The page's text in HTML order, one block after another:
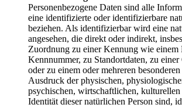
Personenbezogene Daten sind alle
eine identifizierte oder identifizierbare
beziehen. Als identifizierbar wird eine
angesehen, die direkt oder indirekt,
Zuordnung zu einer Kennung wie einem
Kennnummer, zu Standortdaten, zu
oder zu einem oder mehreren
Ausdruck der physischen,
psychischen, wirtschaftlichen, kulturellen
Identität dieser natürlichen Person sind,